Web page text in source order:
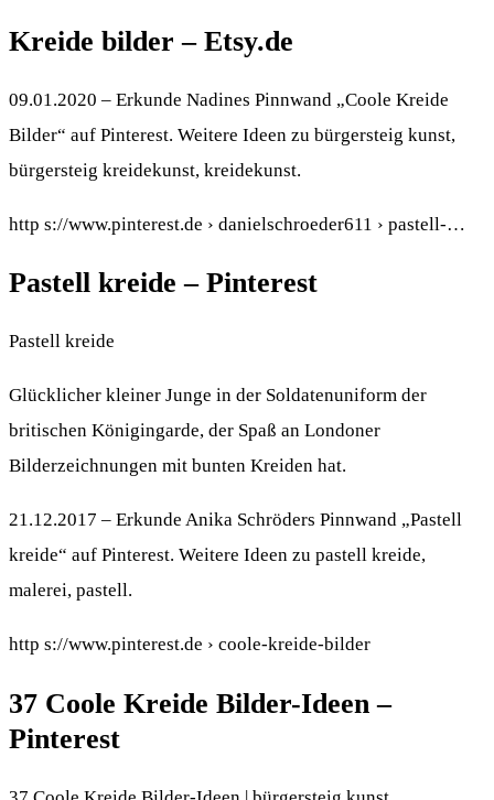
Kreide bilder – Etsy.de
09.01.2020 – Erkunde Nadines Pinnwand „Coole Kreide
Bilder“ auf Pinterest. Weitere Ideen zu bürgersteig kunst,
bürgersteig kreidekunst, kreidekunst.
http s://www.pinterest.de › danielschroeder611 › pastell-…
Pastell kreide – Pinterest
Pastell kreide
Glücklicher kleiner Junge in der Soldatenuniform der
britischen Königingarde, der Spaß an Londoner
Bilderzeichnungen mit bunten Kreiden hat.
21.12.2017 – Erkunde Anika Schröders Pinnwand „Pastell
kreide“ auf Pinterest. Weitere Ideen zu pastell kreide,
malerei, pastell.
http s://www.pinterest.de › coole-kreide-bilder
37 Coole Kreide Bilder-Ideen –
Pinterest